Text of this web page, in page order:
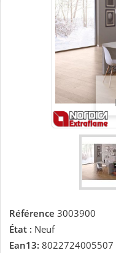
Référence 3003900
État : Neuf
Ean13: 8022724005507